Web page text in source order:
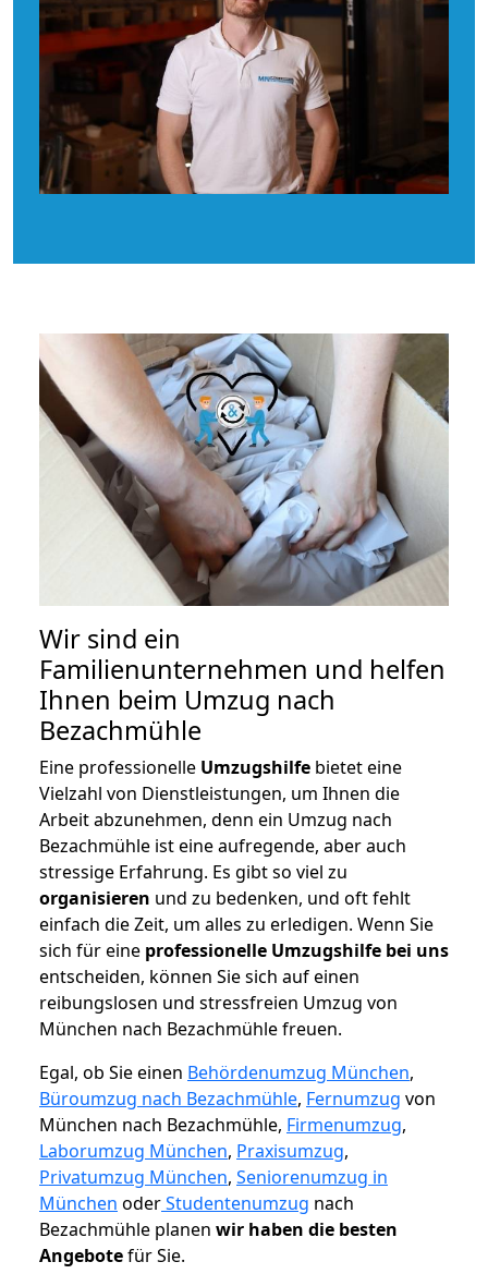
Wir sind ein
Familienunternehmen und helfen
Ihnen beim Umzug nach
Bezachmühle
Eine professionelle Umzugshilfe bietet eine
Vielzahl von Dienstleistungen, um Ihnen die
Arbeit abzunehmen, denn ein Umzug nach
Bezachmühle ist eine aufregende, aber auch
stressige Erfahrung. Es gibt so viel zu
organisieren und zu bedenken, und oft fehlt
einfach die Zeit, um alles zu erledigen. Wenn Sie
sich für eine professionelle Umzugshilfe bei uns
entscheiden, können Sie sich auf einen
reibungslosen und stressfreien Umzug von
München nach Bezachmühle freuen.
Egal, ob Sie einen Behördenumzug München,
Büroumzug nach Bezachmühle, Fernumzug von
München nach Bezachmühle, Firmenumzug,
Laborumzug München, Praxisumzug,
Privatumzug München, Seniorenumzug in
München oderStudentenumzug nach
Bezachmühle planen wir haben die besten
Angebotefür Sie.